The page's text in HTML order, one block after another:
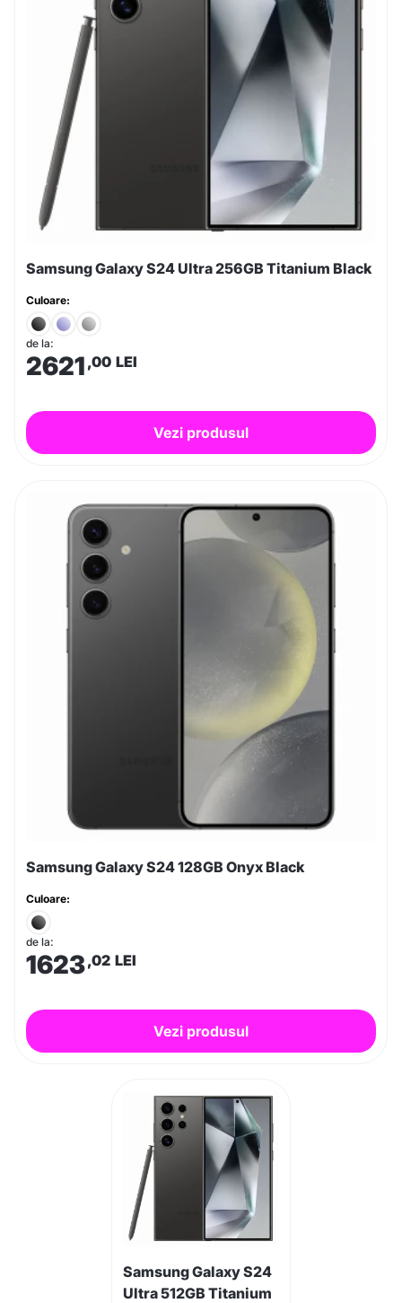
Samsung Galaxy S24 Ultra 256GB Titanium Black
Culoare:
de la:
2621 ,00 LEI
Vezi produsul
Samsung Galaxy S24 128GB Onyx Black
Culoare:
de la:
1623,02 LEI
Vezi produsul
Samsung Galaxy S24
Ultra 512GB Titanium